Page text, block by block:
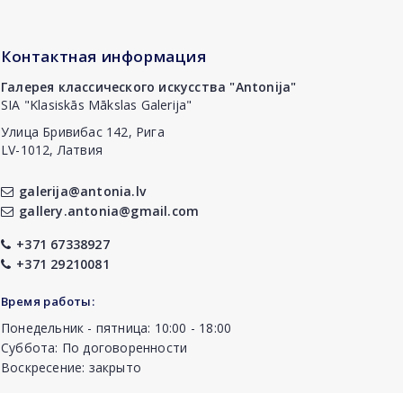
Контактная информация
Галерея классического искусства "Antonija"
SIA "Klasiskās Mākslas Galerija"
Улица Бривибас 142, Рига
LV-1012, Латвия
galerija@antonia.lv
gallery.antonia@gmail.com
+371 67338927
+371 29210081
Время работы:
Понедельник - пятница: 10:00 - 18:00
Суббота: По договоренности
Воскресение: закрыто